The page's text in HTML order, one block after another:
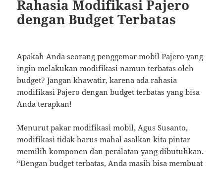
Rahasia Modifikasi Pajero
dengan Budget Terbatas
Apakah Anda seorang penggemar mobil Pajero yang
ingin melakukan modifikasi namun terbatas oleh
budget? Jangan khawatir, karena ada rahasia
modifikasi Pajero dengan budget terbatas yang bisa
Anda terapkan!
Menurut pakar modifikasi mobil, Agus Susanto,
modifikasi tidak harus mahal asalkan kita pintar
memilih komponen dan peralatan yang dibutuhkan.
“Dengan budget terbatas, Anda masih bisa membuat